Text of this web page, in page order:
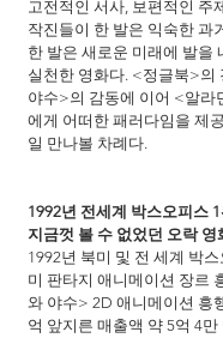
고전적인 서사, 보편적인 주
작진들이 한 발은 익숙한 과
한 발은 새로운 미래에 발을
실천한 영화다. <정글북>의
야수>의 감동에 이어 <알라
에게 어떠한 패러다임을 제
일 만나볼 차례다.
1992년 전세계 박스오피스
지금껏 볼 수 없었던 오락
1992년 북미 및 전 세계 박
미 판타지 애니메이션 장르
와 야수> 2D 애니메이션 흥
억 앞지른 매출액 약 5억 4